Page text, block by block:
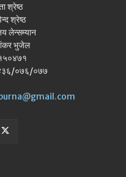
श्रेष्ठ
श्रेष्ठ
लेन्सम्यान
भुजेल
०७६/०७७